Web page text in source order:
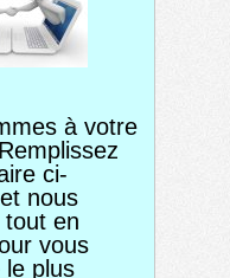
à votre
ci-
nous
en
vous
le plus